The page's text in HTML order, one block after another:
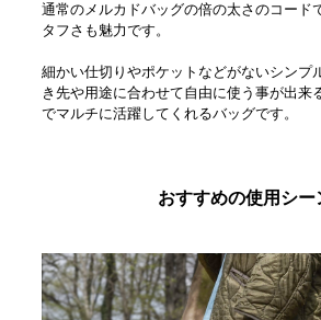
通常のメルカドバッグの倍の太さのコード
タフさも魅力です。
細かい仕切りやポケットなどがないシンプ
き先や用途に合わせて自由に使う事が出来
でマルチに活躍してくれるバッグです。
おすすめの使用シー